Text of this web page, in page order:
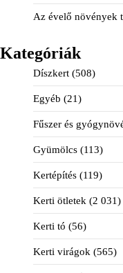
Az évelő növények
Kategóriák
Díszkert (508)
Egyéb (21)
Fűszer és
Gyümölcs (113)
Kertépítés (119)
Kerti ötletek (2 031)
Kerti tó (56)
Kerti virágok (565)